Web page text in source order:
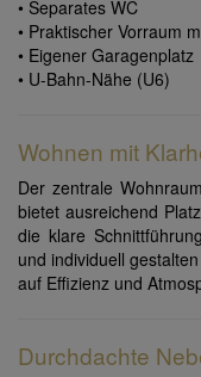
• Separates WC
• Praktischer Vorraum
• Eigener Garagenplatz
• U-Bahn-Nähe (U6)
Wohnen mit
Der zentrale
bietet ausreichend
die klare
und individuell
auf Effizienz und
Durchdachte